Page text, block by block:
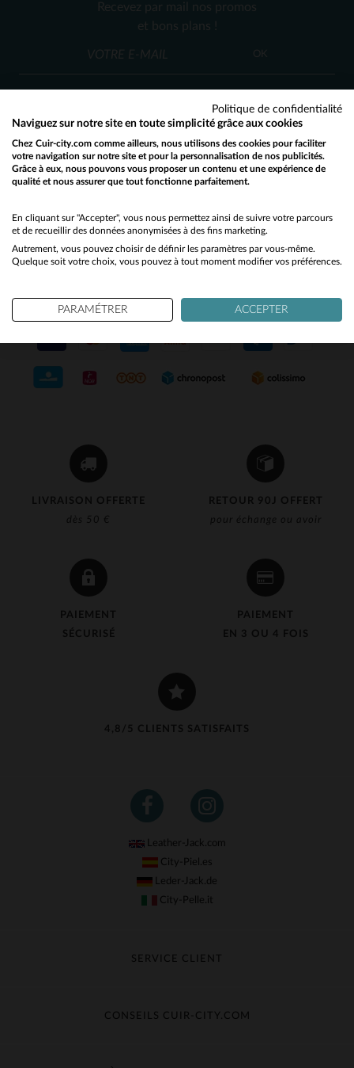
2XL 3XL 3XL
LIVRAISON OFFERTE
dès 50 €
RETOUR 90J OFFERT
pour échange ou avoir
PAIEMENT
SÉCURISÉ
PAIEMENT
EN 3 OU 4 FOIS
4,8/5 CLIENTS SATISFAITS
Recevez par mail nos promos
et bons plans !
OK
SERVICE CLIENT
Nos conseillers sont à votre écoute
du lundi au vendredi de 10h à 12h30
et de 13h30 à 18h.
NOS PARTENAIRES DE CONFIANCE
Leather-Jack.com
City-Piel.es
Leder-Jack.de
City-Pelle.it
SERVICE CLIENT
Échange & Remboursement
CONSEILS CUIR-CITY.COM
Would you like to be redirected to our English site?
No
Yes
Politique de confidentialité
Naviguez sur notre site en toute simplicité grâce aux cookies
Chez Cuir-city.com comme ailleurs, nous utilisons des cookies pour faciliter
votre navigation sur notre site et pour la personnalisation de nos publicités.
Grâce à eux, nous pouvons vous proposer un contenu et une expérience de
qualité et nous assurer que tout fonctionne parfaitement.
En cliquant sur "Accepter", vous nous permettez ainsi de suivre votre parcours
et de recueillir des données anonymisées à des fins marketing.
Autrement, vous pouvez choisir de définir les paramètres par vous-même.
Quelque soit votre choix, vous pouvez à tout moment modifier vos préférences.
PARAMÉTRER ACCEPTER